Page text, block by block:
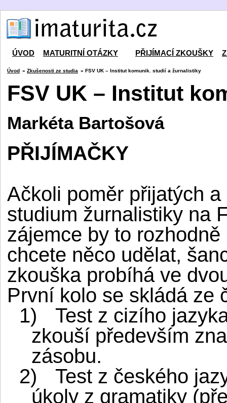
ÚVOD MATURITNÍ OTÁZKY PŘIJÍMACÍ ZKOUŠKY
Úvod » Zkušenosti ze studia » FSV UK – Institut komunik. studií a žurnalistiky
FSV UK – Institut
Markéta Bartošová
PŘIJÍMAČKY
Ačkoli poměr přijatých
studium žurnalistiky na
zájemce by to
chcete něco udělat,
zkouška probíhá ve
První kolo se skládá ze
1)
Test z cizího
zkouší především
zásobu.
2)
Test z českého
úkoly z gramatiky